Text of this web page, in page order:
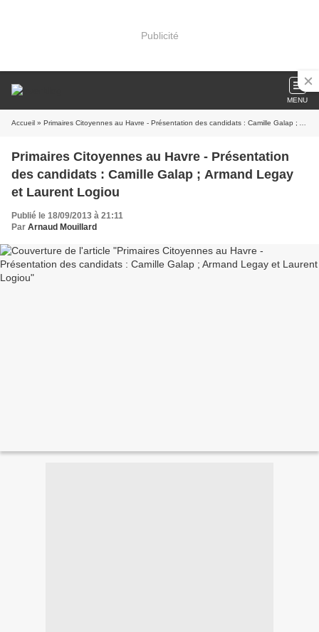
Publicité
MENU
Accueil » Primaires Citoyennes au Havre - Présentation des candidats : Camille Galap ; Armand Legay et Laurent Logiou
Primaires Citoyennes au Havre - Présentation
des candidats : Camille Galap ; Armand Legay
et Laurent Logiou
Publié le 18/09/2013 à 21:11
Par Arnaud Mouillard